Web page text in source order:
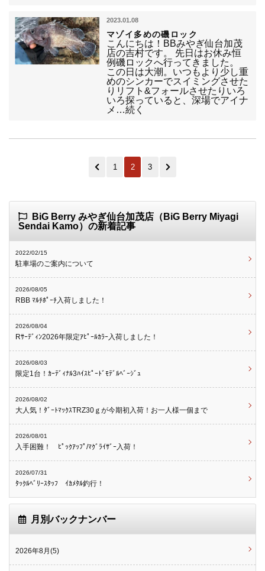
2023.01.08
マゾイ多めの磯ロック
こんにちは！BBみやぎ仙台加茂
店の吉村です。 先日はお休み恒
例磯ロックへ行ってきました。
この日は大潮。いつもより少し重
めのシンカーでスイミングさせた
りリフト&フォールさせたりいろ
いろ探っていると、深場でアイナ
メ…続く
1 2 3
BiG Berry みやぎ仙台加茂店（BiG Berry Miyagi
Sendai Kamo）の新着記事
2022/02/15
駐車場のご案内について
2026/08/05
RBB ﾏﾙﾁﾎﾟｰﾁ入荷しました！
2026/08/04
Rｻｰﾃﾞｨﾝ2026年限定ｱﾋﾟｰﾙｶﾗｰ入荷しました！
2026/08/03
限定1台！ｶｰﾃﾞｨﾅﾙ3ﾊｲｽﾋﾟｰﾄﾞﾓﾃﾞﾙﾍﾞｰｼﾞｭ
2026/08/02
大人気！ﾀﾞｰﾄﾏｯｸｽTRZ30ｇが今期初入荷！お一人様一個まで
2026/08/01
入手困難！ ﾋﾟｯｸｱｯﾌﾟ/ﾏｸﾞﾗｲｻﾞｰ入荷！
2026/07/31
ﾀｯｸﾙﾍﾞﾘｰｽﾀｯﾌ ｲｶﾒﾀﾙ釣行！
月別バックナンバー
2026年8月(5)